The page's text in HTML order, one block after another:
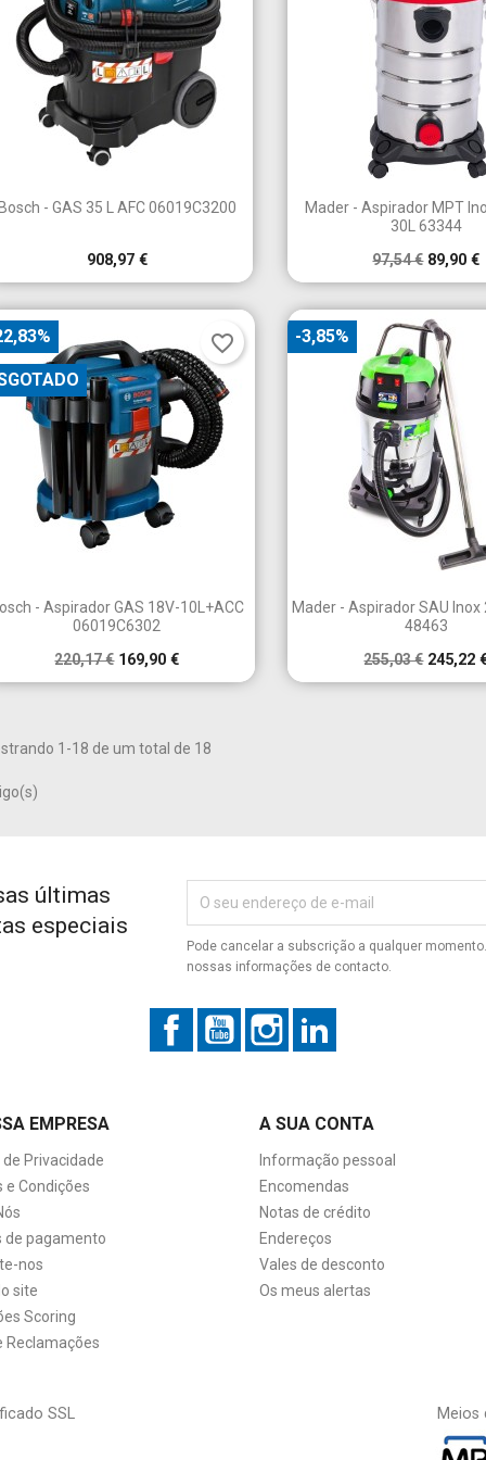
 Vista rápida
- GAS 35 L AFC 06019C3200
908,97 €
Vista rápida
Mader - Aspirador MPT
30L 63344
97,54 € 89,90 €
Vista rápida
- Aspirador GAS 18V-10L+ACC
06019C6302
220,17 € 169,90 €
favorite_border
Vista rápida
Mader - Aspirador SAU Inox
48463
255,03 € 245,22
-3,85%
1-18 de um total de 18
últimas
especiais
Pode cancelar a subscrição a qualquer
nossas informações de contacto.
FacebookYouTubeInstagram
EMPRESA
Privacidade
e Condições
de pagamento
nos
site
Scoring
Reclamações
A SUA CONTA
Informação pessoal
Encomendas
Notas de crédito
Endereços
Vales de desconto
Os meus alertas
SSL Meios